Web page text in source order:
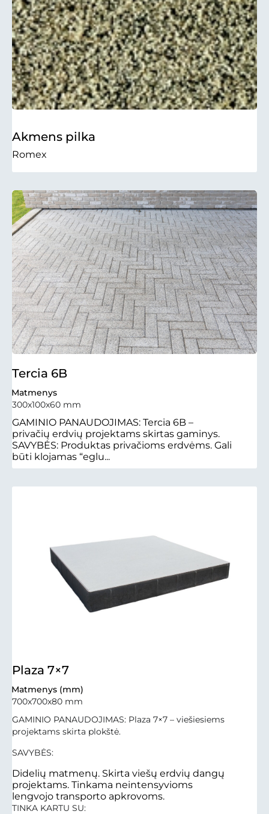
Akmens pilka
Romex
Tercia 6B
Matmenys
300x100x60 mm
GAMINIO PANAUDOJIMAS: Tercia 6B –
privačių erdvių projektams skirtas gaminys.
SAVYBĖS: Produktas privačioms erdvėms. Gali
būti klojamas “eglu...
Plaza 7×7
Matmenys (mm)
700x700x80 mm
GAMINIO PANAUDOJIMAS: Plaza 7×7 – viešiesiems
projektams skirta plokštė.
SAVYBĖS:
Didelių matmenų. Skirta viešų erdvių dangų
projektams. Tinkama neintensyvioms
lengvojo transporto apkrovoms.
TINKA KARTU SU: